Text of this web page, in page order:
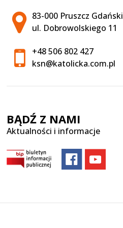
Adres pocztowy:
83-000 Pruszcz Gdański
ul. Dobrowolskiego 11
+48 506 802 427
ksn@katolicka.com.pl
BĄDŹ Z NAMI
Aktualności i informacje